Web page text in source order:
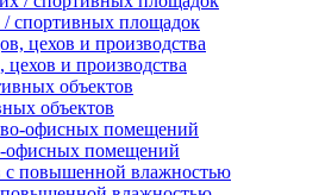
/ спортивных площадок
цехов и производства
объектов
офисных помещений